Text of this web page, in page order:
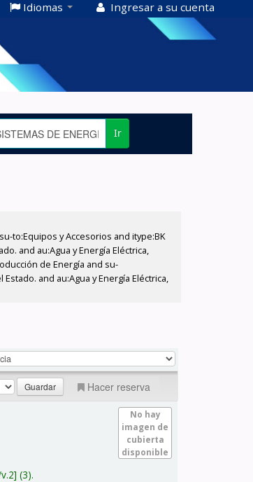
Idiomas Ingresar a su cuenta
Ir
to:Equipos y Accesorios and itype:BK
and au:Agua y Energía Eléctrica,
de Energía and su-
and au:Agua y Energía Eléctrica,
Hacer reserva
No hay
imagen de
cubierta
disponible
(3).